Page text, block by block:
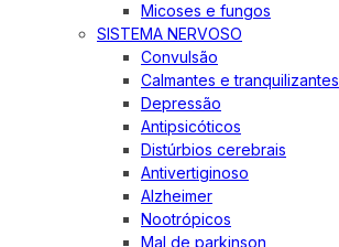
Micoses e fungos
SISTEMA NERVOSO
Convulsão
Calmantes e tranquilizantes
Depressão
Antipsicóticos
Distúrbios cerebrais
Antivertiginoso
Alzheimer
Nootrópicos
Mal de parkinson